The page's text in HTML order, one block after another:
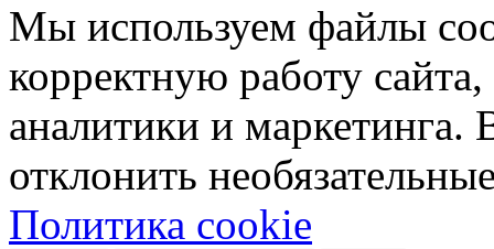
Мы используем файлы
корректную работу
аналитики и
отклонить
Политика cookie